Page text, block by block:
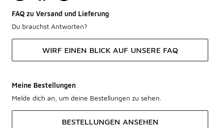
FAQ zu Versand und Lieferung
Du brauchst Antworten?
WIRF EINEN BLICK AUF UNSERE FAQ
Meine Bestellungen
Melde dich an, um deine Bestellungen zu sehen.
BESTELLUNGEN ANSEHEN